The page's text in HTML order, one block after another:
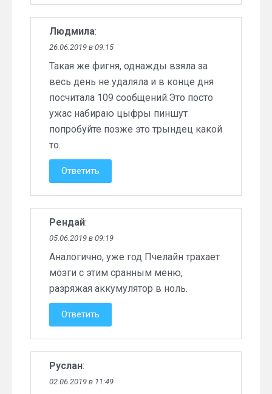
Людмила:
26.06.2019 в 09:15
Такая же фигня, однажды взяла за
весь день не удаляла и в конце дня
посчитала 109 сообщений.Это посто
ужас набираю цыфры пиншут
попробуйте позже это трындец какой
то.
Ответить
Рендай:
05.06.2019 в 09:19
Аналогично, уже год Пчелайн трахает
мозги с этим сранным меню,
разряжая аккумулятор в ноль.
Ответить
Руслан:
02.06.2019 в 11:49